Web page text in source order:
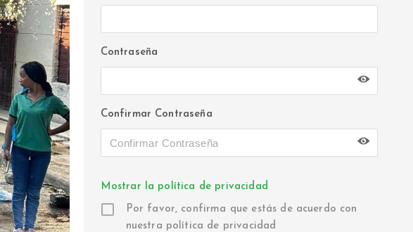
Contraseña
Confirmar Contraseña
Mostrar la política de privacidad
Por favor, confirma que estás de acuerdo con
nuestra política de privacidad